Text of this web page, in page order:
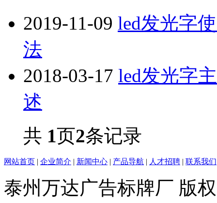
2019-11-09 led发光字
法
2018-03-17 led发光字
述
共 1页2条记录
网站首页 | 企业简介 | 新闻中心 | 产品导航 | 人才招聘 | 联系我们
泰州万达广告标牌厂 版